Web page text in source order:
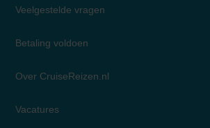
Veelgestelde vragen
Betaling voldoen
Over CruiseReizen.nl
Vacatures